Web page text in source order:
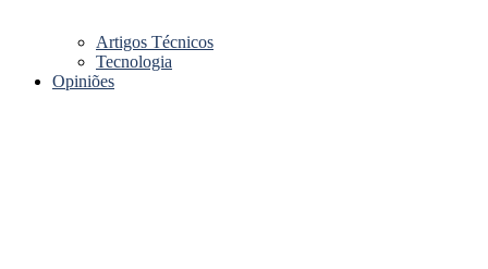
Artigos Técnicos
Tecnologia
Opiniões